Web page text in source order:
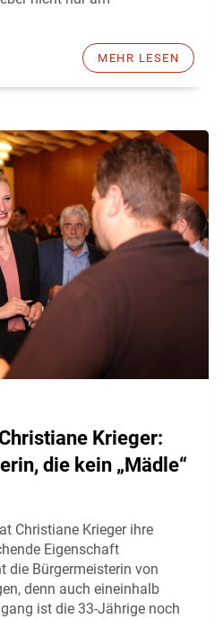
MEHR LESEN
Krieger:
die kein „Mädle“
Christiane Krieger ihre
Eigenschaft
die Bürgermeisterin von
denn auch eineinhalb
ist die 33-Jährige noch